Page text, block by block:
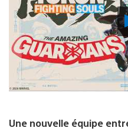
Une nouvelle équipe